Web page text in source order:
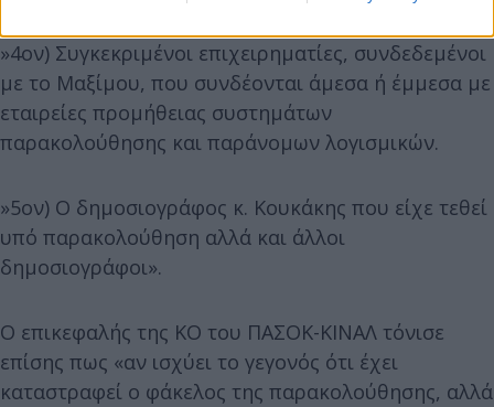
»4ον) Συγκεκριμένοι επιχειρηματίες, συνδεδεμένοι
με το Μαξίμου, που συνδέονται άμεσα ή έμμεσα με
εταιρείες προμήθειας συστημάτων
παρακολούθησης και παράνομων λογισμικών.
»5ον) Ο δημοσιογράφος κ. Κουκάκης που είχε τεθεί
υπό παρακολούθηση αλλά και άλλοι
δημοσιογράφοι».
O επικεφαλής της ΚΟ του ΠΑΣΟΚ-ΚΙΝΑΛ τόνισε
επίσης πως «αν ισχύει το γεγονός ότι έχει
καταστραφεί ο φάκελος της παρακολούθησης, αλλά